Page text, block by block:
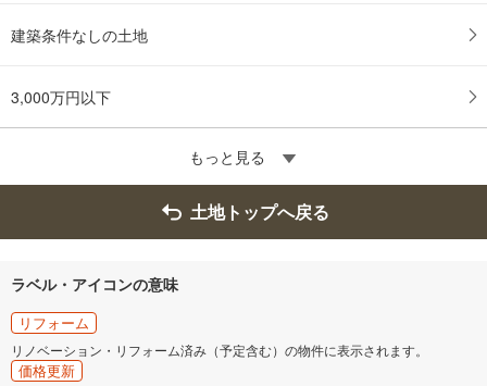
建築条件なしの土地
3,000万円以下
もっと見る
土地トップへ戻る
ラベル・アイコンの意味
リフォーム
リノベーション・リフォーム済み（予定含む）の物件に表示されます。
価格更新